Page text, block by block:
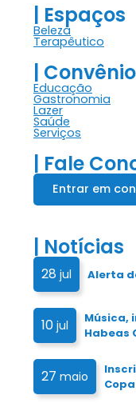
| Espaços
Beleza
Terapêutico
|
Educação
Gastronomia
Lazer
Saúde
Serviços
| Fale
Entrar em
| Notícias
28 jul Alerta
10 jul
Música,
Habeas
27 maio
Copa